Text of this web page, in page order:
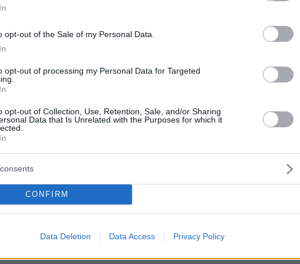
opt-out of the Sale of my Personal Data.
opt-out of processing my Personal Data for Targeted
opt-out of Collection, Use, Retention, Sale, and/or Sharing
Data that Is Unrelated with the Purposes for which it
CONFIRM
Data Deletion Data Access Privacy Policy
a Ferrari: Leclerc autójára a 19. körben raktak fel
járt a Mercedes garázsánál friss gumikért.
hogy megpróbálja az egy boxkiállásos stratégiát,
Mögötte Leclerc, Piastri, Russell volt a sorrend.
hogy pontosan mikor kellene kihajtania a boxba
hogy elveszítik a versenyt, ha ebben a mederben
a McLaren-szerelőktől, így Leclerc visszavette a
másodperces hátránnyal követte Piastri, míg a harmadik
volt Leclerc-rel szemben. Negyedikként Norris,
világbajnok spanyol mögött Bortoleto, Liam Lawson